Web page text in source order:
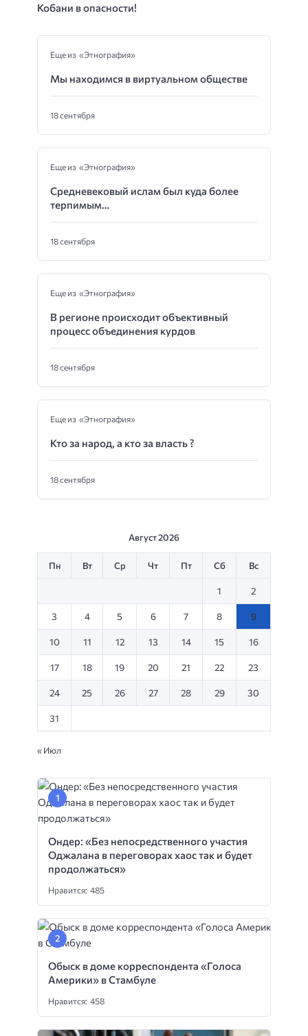
Кобани в опасности!
Еще из «Этнография»
Мы находимся в виртуальном обществе
18 сентября
Еще из «Этнография»
Средневековый ислам был куда более
терпимым…
18 сентября
Еще из «Этнография»
В регионе происходит объективный
процесс объединения курдов
18 сентября
Еще из «Этнография»
Кто за народ, а кто за власть ?
18 сентября
Август 2026
Пн Вт Ср Чт Пт Сб Вс
1 2
3 4 5 6 7 8 9
10 11 12 13 14 15 16
17 18 19 20 21 22 23
24 25 26 27 28 29 30
31
« Июл
Ондер: «Без непосредственного участия
Оджалана в переговорах хаос так и будет
продолжаться»
Нравится: 485
Обыск в доме корреспондента «Голоса
Америки» в Стамбуле
Нравится: 458